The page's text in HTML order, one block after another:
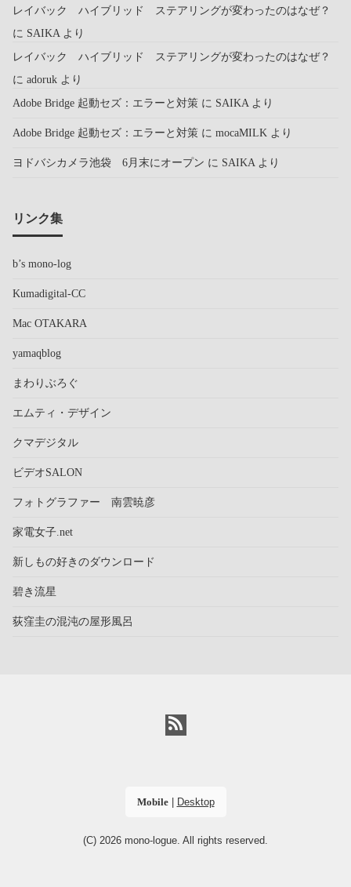
レイバック ハイブリッド ステアリングが変わったのはなぜ？
に SAIKA より
レイバック ハイブリッド ステアリングが変わったのはなぜ？
に adoruk より
Adobe Bridge 起動セズ：エラーと対策 に SAIKA より
Adobe Bridge 起動セズ：エラーと対策 に mocaMILK より
ヨドバシカメラ池袋 6月末にオープン に SAIKA より
リンク集
b’s mono-log
Kumadigital-CC
Mac OTAKARA
yamaqblog
まわりぶろぐ
エムティ・デザイン
クマデジタル
ビデオSALON
フォトグラファー 南雲暁彦
家電女子.net
新しもの好きのダウンロード
碧き流星
荻窪圭の混沌の屋形風呂
Mobile| Desktop
(C) 2026 mono-logue. All rights reserved.